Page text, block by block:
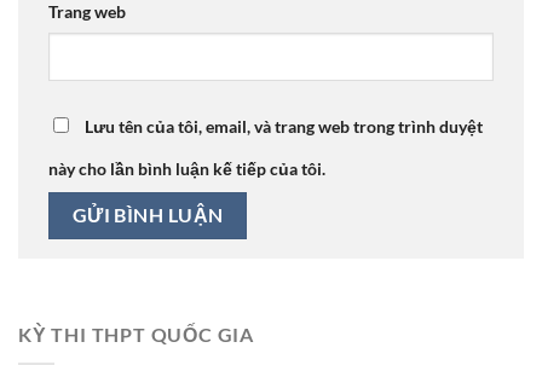
Trang web
Lưu tên của tôi, email, và trang web trong trình duyệt
này cho lần bình luận kế tiếp của tôi.
KỲ THI THPT QUỐC GIA